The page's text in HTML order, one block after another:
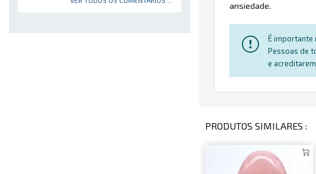
ansiedade.
É importante
Pessoas de
e
PRODUTOS SIMILARES :